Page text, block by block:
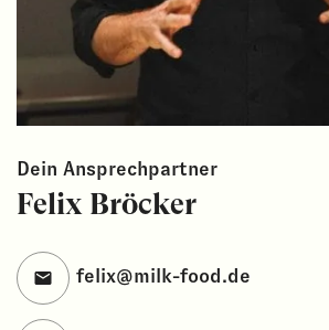
Dein Ansprechpartner
Felix Bröcker
felix@milk-food.de